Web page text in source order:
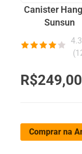
Canister
Sunsun
(
R$249,00
Comprar na